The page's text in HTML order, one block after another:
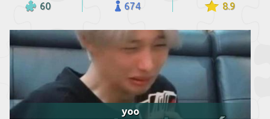
60 674 8.9
yoo